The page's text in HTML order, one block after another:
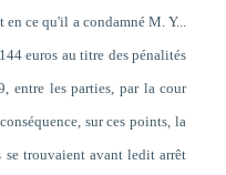
en ce qu'il a condamné M. Y...
euros au titre des pénalités
entre les parties, par la cour
sur ces points, la
se trouvaient avant ledit arrêt